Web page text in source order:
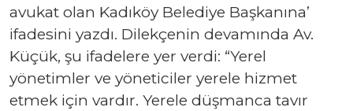
avukat olan Kadıköy Belediye Başkanına’
ifadesini yazdı. Dilekçenin devamında Av.
Küçük, şu ifadelere yer verdi: “Yerel
yönetimler ve yöneticiler yerele hizmet
etmek için vardır. Yerele düşmanca tavır